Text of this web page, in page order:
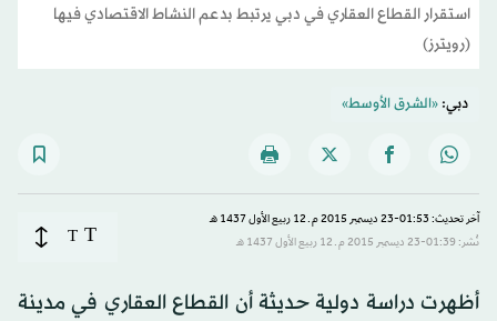
استقرار القطاع العقاري في دبي يرتبط بدعم النشاط الاقتصادي فيها
(رويترز)
دبي:«الشرق الأوسط»
آخر تحديث: 01:53-23 ديسمبر 2015 م ـ 12 ربيع الأول 1437 هـ
نُشر: 01:39-23 ديسمبر 2015 م ـ 12 ربيع الأول 1437 هـ
T
T
أظهرت دراسة دولية حديثة أن القطاع العقاري في مدينة